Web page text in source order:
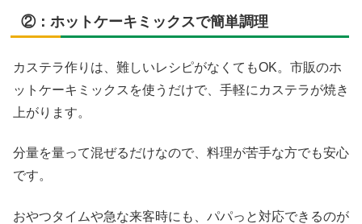
②：ホットケーキミックスで簡単調理
カステラ作りは、難しいレシピがなくてもOK。市販のホ
ットケーキミックスを使うだけで、手軽にカステラが焼き
上がります。
分量を量って混ぜるだけなので、料理が苦手な方でも安心
です。
おやつタイムや急な来客時にも、パパっと対応できるのが